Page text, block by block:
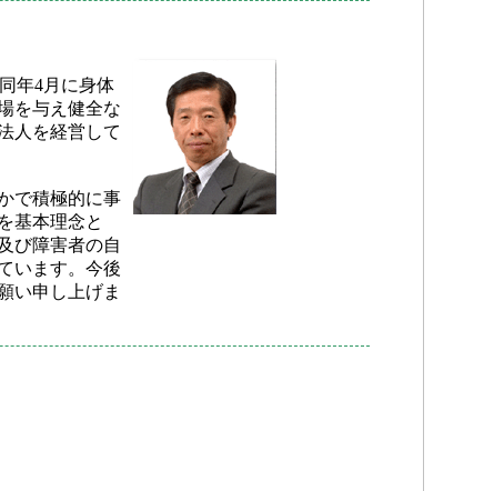
年4月に身体
を与え健全な
人を経営して
で積極的に事
基本理念と
び障害者の自
います。今後
い申し上げま